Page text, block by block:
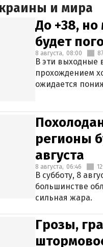
и мира
До +38,
будет
8 августа, 08:00
В эти выходные
прохождением
ожидается
регионы
августа
8 августа, 06:46
В субботу, 8
большинстве
сильная жара.
Грозы,